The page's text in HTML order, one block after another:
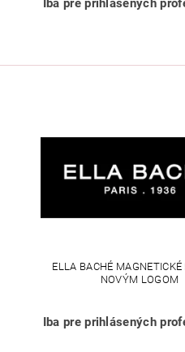
Iba pre prihlásených
ELLA BACHÉ MAGNETICKÉ
NOVÝM LOGOM
Iba pre prihlásených